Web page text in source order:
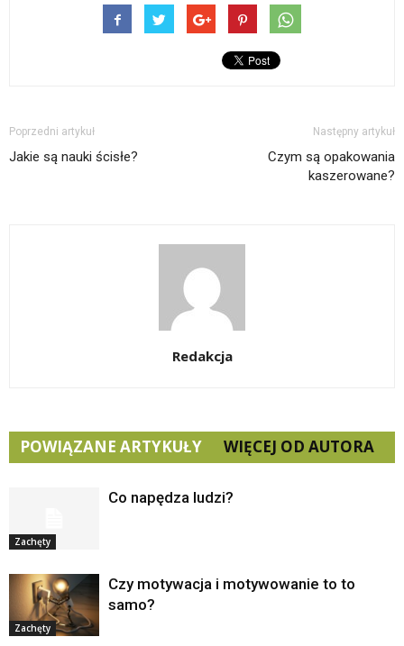
Poprzedni artykuł
Jakie są nauki ścisłe?
Następny artykuł
Czym są opakowania
kaszerowane?
Redakcja
POWIĄZANE ARTYKUŁY WIĘCEJ OD AUTORA
Zachęty
Co napędza ludzi?
Zachęty
Czy motywacja i motywowanie to to
samo?